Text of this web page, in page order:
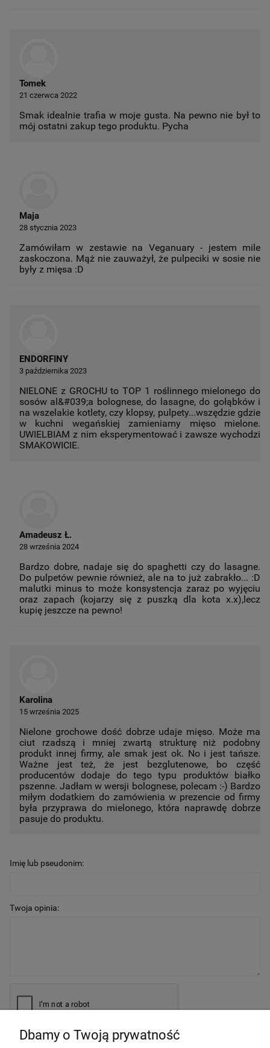
Tomek
21 czerwca 2022
Smak idealnie trafia w moje gusta. Na pewno nie był to
mój ostatni zakup tego produktu. Pycha
Maja
28 stycznia 2023
Zamówiłam w zestawie na Veganuary - jestem mile
zaskoczona. Mąż nie zauważył, że pulpeciki w sosie nie
były z mięsa :D
ENDORFINY
3 października 2023
NIELONE z GROCHU to TOP 1 roślinnego mielonego do
sosów al&#039;a bolognese, do lasagne, do gołąbków i
na wszelakie kotlety, czy klopsy, pulpety...wszędzie gdzie
w kuchni wegańskiej zamieniamy mięso mielone.
UWIELBIAM z nim eksperymentować i zawsze wychodzi
SMAKOWICIE.
Amadeusz Ł.
28 września 2024
Bardzo dobre, nadaje się do spaghetti czy do lasagne.
Do pulpetów pewnie również, ale na to już zabrakło... :D
malutki minus to może konsystencja zaraz po wyjęciu
oraz zapach (kojarzy się z puszką dla kota x.x),lecz
kupię jeszcze na pewno!
Karolina
15 września 2025
Nielone grochowe dość dobrze udaje mięso. Może ma
ciut rzadszą i mniej zwartą strukturę niż podobny
produkt innej firmy, ale smak jest ok. No i jest tańsze.
Ważne jest też, że jest bezglutenowe, bo część
producentów dodaje do tego typu produktów białko
pszenne. Jadłam w wersji bolognese, polecam :-) Bardzo
miłym dodatkiem do zamówienia w prezencie od firmy
była przyprawa do mielonego, która naprawdę dobrze
pasuje do produktu.
Imię lub pseudonim:
Twoja opinia:
Dbamy o Twoją prywatność